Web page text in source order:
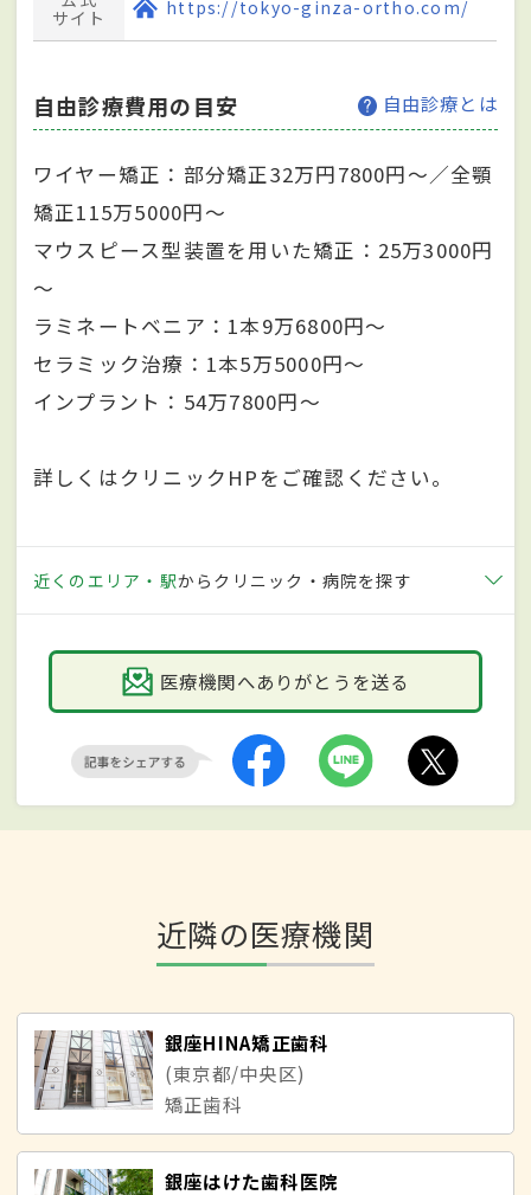
サイト
https://tokyo-ginza-ortho.com/
自由診療費用の目安 自由診療とは
ワイヤー矯正：部分矯正32万円7800円～／全顎
矯正115万5000円～
マウスピース型装置を用いた矯正：25万3000円
～
ラミネートベニア：1本9万6800円～
セラミック治療：1本5万5000円～
インプラント：54万7800円～
詳しくはクリニックHPをご確認ください。
近くのエリア・駅からクリニック・病院を探す
医療機関へありがとうを送る
近隣の医療機関
銀座HINA矯正歯科
(東京都/中央区)
矯正歯科
銀座はけた歯科医院